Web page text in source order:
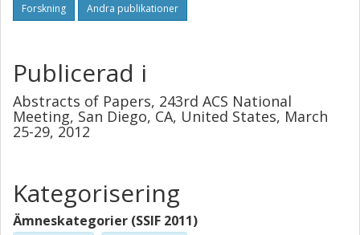
Forskning Andra publikationer
Publicerad i
Abstracts of Papers, 243rd ACS National
Meeting, San Diego, CA, United States, March
25-29, 2012
Kategorisering
Ämneskategorier (SSIF 2011)